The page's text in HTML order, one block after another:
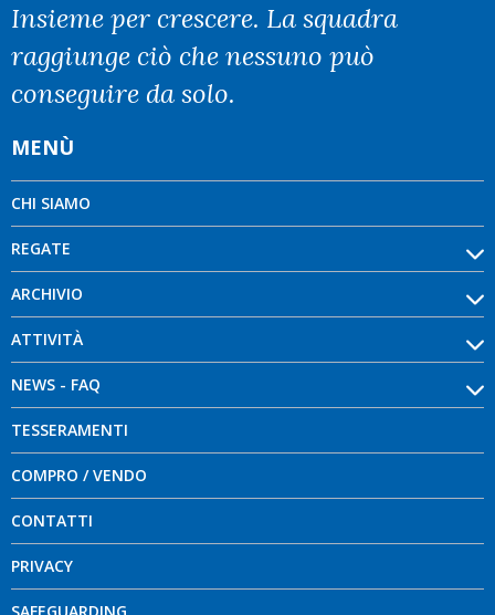
Insieme per crescere. La squadra
raggiunge ciò che nessuno può
conseguire da solo.
MENÙ
CHI SIAMO
REGATE
ARCHIVIO
ATTIVITÀ
NEWS - FAQ
TESSERAMENTI
COMPRO / VENDO
CONTATTI
PRIVACY